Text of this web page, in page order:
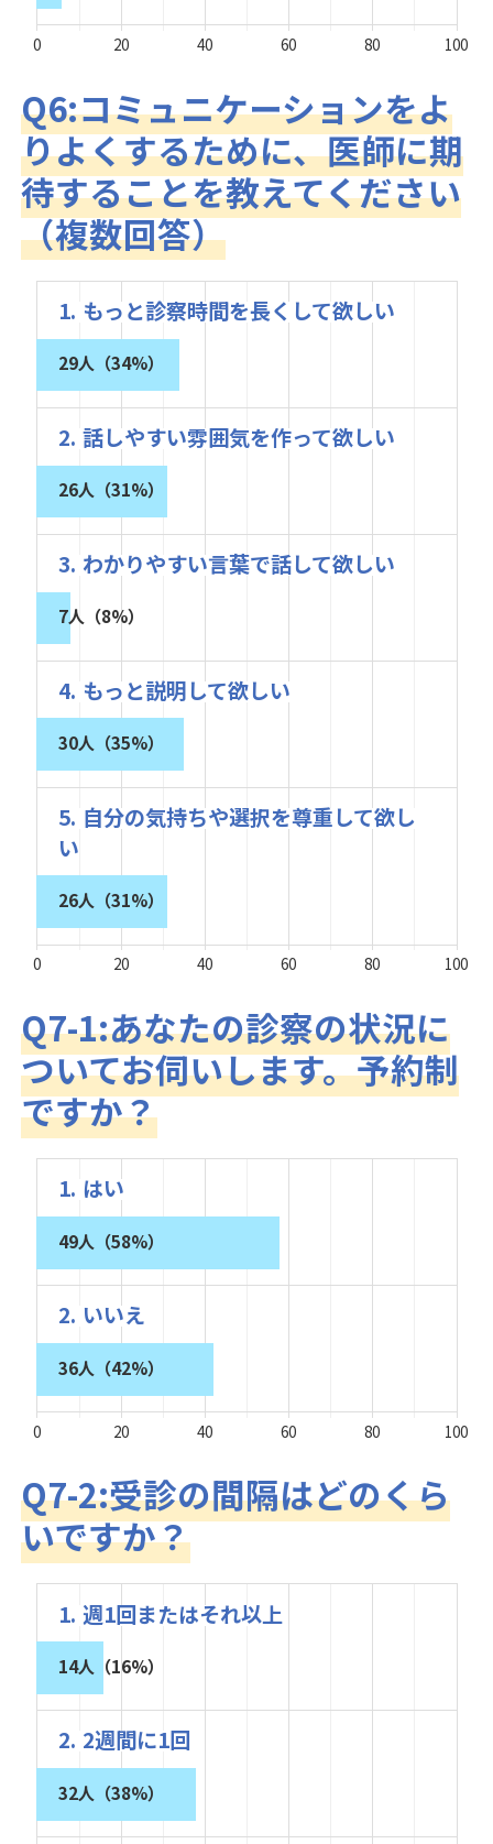
0 20 40 60 80 100
Q6:コミュニケーションをよ
りよくするために、医師に期
待することを教えてください
（複数回答）
1. もっと診察時間を長くして欲しい
29人（34%）
2. 話しやすい雰囲気を作って欲しい
26人（31%）
3. わかりやすい言葉で話して欲しい
7人（8%）
4. もっと説明して欲しい
30人（35%）
5. 自分の気持ちや選択を尊重して欲し
い
26人（31%）
0 20 40 60 80 100
Q7-1:あなたの診察の状況に
ついてお伺いします。予約制
ですか？
1. はい
49人（58%）
2. いいえ
36人（42%）
0 20 40 60 80 100
Q7-2:受診の間隔はどのくら
いですか？
1. 週1回またはそれ以上
14人（16%）
2. 2週間に1回
32人（38%）